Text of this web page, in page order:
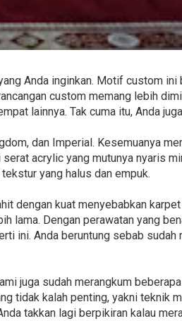
Anda inginkan. Motif custom ini
custom memang lebih
lainnya. Tak cuma itu, Anda
dan Imperial. Kesemuanya
acrylic yang mutunya nyaris
yang halus dan empuk.
dengan kuat menyebabkan
lama. Dengan perawatan yang
ini. Anda beruntung sebab sudah
juga sudah merangkum
tidak kalah penting, yakni teknik
takkan lagi berpikiran kalau